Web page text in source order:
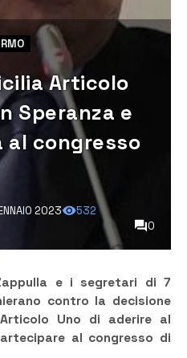
Articolo
Speranza e
al congresso
2023
532
0
e i segretari di 7
contro la decisione
Uno di aderire al
al congresso di